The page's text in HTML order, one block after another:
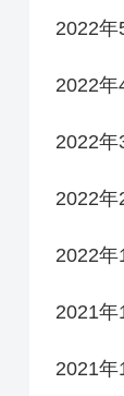
2022年
2022年
2022年
2022年
2022年
2021年
2021年